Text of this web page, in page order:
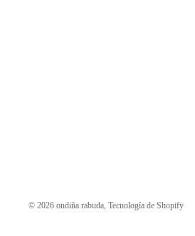
© 2026 ondiña rabuda, Tecnología de Shopify